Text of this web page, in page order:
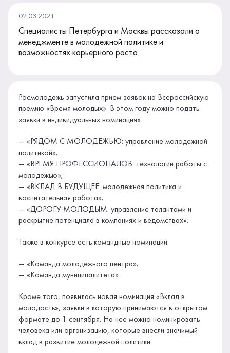
02.03.2021
Специалисты Петербурга и Москвы рассказали о
менеджменте в молодежной политике и
возможностях карьерного роста
Росмолодёжь запустила прием заявок на Всероссийскую
премию «Время молодых». В этом году можно подать
заявки в индивидуальных номинациях:
— «РЯДОМ С МОЛОДЕЖЬЮ: управление молодежной
политикой»;
— «ВРЕМЯ ПРОФЕССИОНАЛОВ: технологии работы с
молодежью»;
— «ВКЛАД В БУДУЩЕЕ: молодежная политика и
воспитательная работа»;
— «ДОРОГУ МОЛОДЫМ: управление талантами и
раскрытие потенциала в компаниях и ведомствах».
Также в конкурсе есть командные номинации:
— «Команда молодежного центра»;
— «Команда муниципалитета».
Кроме того, появилась новая номинация «Вклад в
молодость», заявки в которую принимаются в открытом
формате до 1 сентября. На нее можно номинировать
человека или организацию, которые внесли значимый
вклад в развитие молодежной политики.